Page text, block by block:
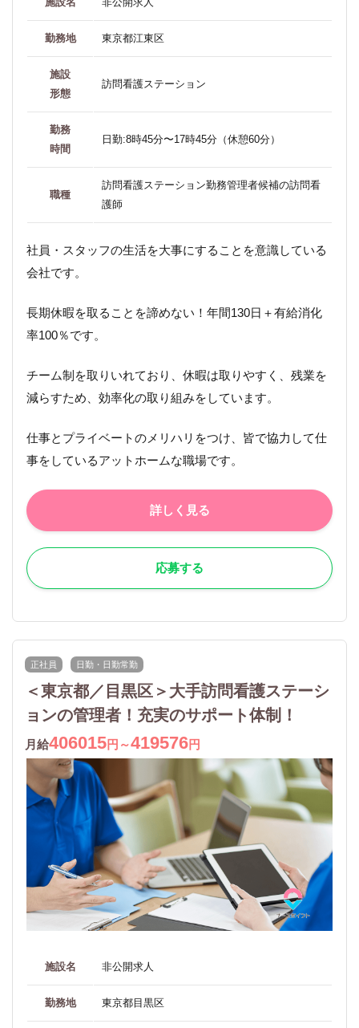
勤務地 東京都江東区
施設
形態
訪問看護ステーション
勤務
時間
日勤:8時45分〜17時45分（休憩60分）
職種
訪問看護ステーション勤務管理者候補の訪問看
護師
社員・スタッフの生活を大事にすることを意識している
会社です。
長期休暇を取ることを諦めない！年間130日＋有給消化
率100％です。
チーム制を取りいれており、休暇は取りやすく、残業を
減らすため、効率化の取り組みをしています。
仕事とプライベートのメリハリをつけ、皆で協力して仕
事をしているアットホームな職場です。
詳しく見る
応募する
正社員 日勤・日勤常勤
＜東京都／目黒区＞大手訪問看護ステーシ
ョンの管理者！充実のサポート体制！
月給406015円～419576円
施設名 非公開求人
勤務地 東京都目黒区